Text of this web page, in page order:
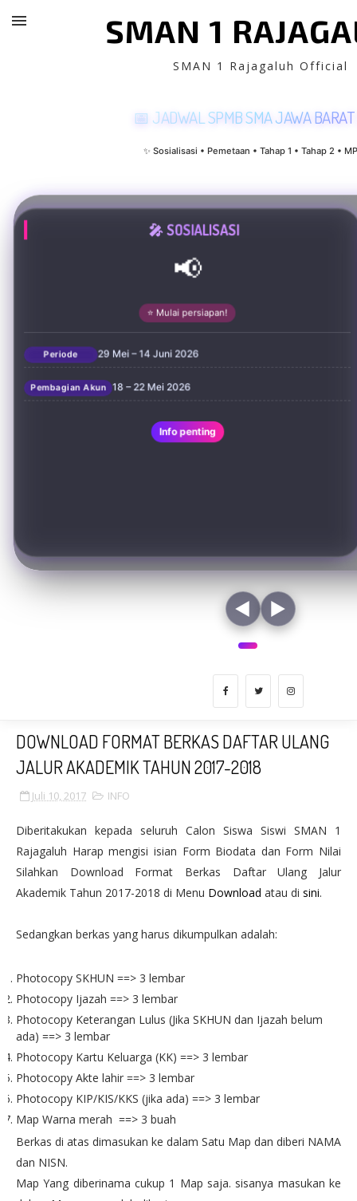
SMAN 1
SMAN 1 Rajagaluh Official
📅 JADWAL SPMB SMA JAWA
✨ Sosialisasi • Pemetaan • Tahap 1 • Tahap 2 •
🎤 SOSIALISASI
📢
⭐ Mulai persiapan!
Periode 29 Mei – 14 Juni 2026
Pembagian Akun 18 – 22 Mei 2026
Info penting
◀ ▶
DOWNLOAD FORMAT BERKAS DAFTAR ULANG
JALUR AKADEMIK TAHUN 2017-2018
Juli 10, 2017 INFO
Diberitakukan kepada seluruh Calon Siswa Siswi SMAN 1
Rajagaluh Harap mengisi isian Form Biodata dan Form Nilai
Silahkan Download Format Berkas Daftar Ulang Jalur
Akademik Tahun 2017-2018 di Menu Download atau di sini.
Sedangkan berkas yang harus dikumpulkan adalah:
Photocopy SKHUN ==> 3 lembar
Photocopy Ijazah ==> 3 lembar
Photocopy Keterangan Lulus (Jika SKHUN dan Ijazah belum
ada) ==> 3 lembar
Photocopy Kartu Keluarga (KK) ==> 3 lembar
Photocopy Akte lahir ==> 3 lembar
Photocopy KIP/KIS/KKS (jika ada) ==> 3 lembar
Map Warna merah ==> 3 buah
Berkas di atas dimasukan ke dalam Satu Map dan diberi NAMA
dan NISN.
Map Yang diberinama cukup 1 Map saja. sisanya masukan ke